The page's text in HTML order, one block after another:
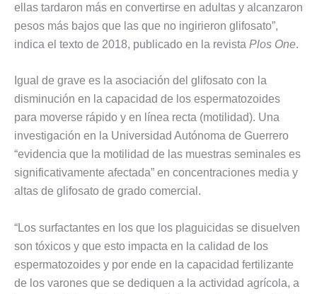
ellas tardaron más en convertirse en adultas y alcanzaron
pesos más bajos que las que no ingirieron glifosato”,
indica el texto de 2018, publicado en la revista Plos One.
Igual de grave es la asociación del glifosato con la
disminución en la capacidad de los espermatozoides
para moverse rápido y en línea recta (motilidad). Una
investigación en la Universidad Autónoma de Guerrero
“evidencia que la motilidad de las muestras seminales es
significativamente afectada” en concentraciones media y
altas de glifosato de grado comercial.
“Los surfactantes en los que los plaguicidas se disuelven
son tóxicos y que esto impacta en la calidad de los
espermatozoides y por ende en la capacidad fertilizante
de los varones que se dediquen a la actividad agrícola, a